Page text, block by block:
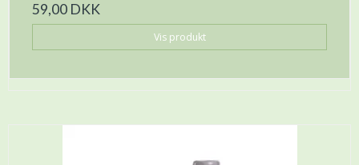
59,00 DKK
Vis produkt